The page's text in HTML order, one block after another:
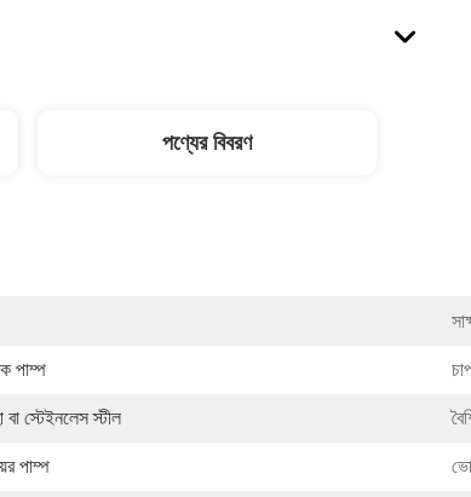
পণ্যের বিবরণ
পাম্প
বা স্টেইনলেস স্টীল
পাম্প